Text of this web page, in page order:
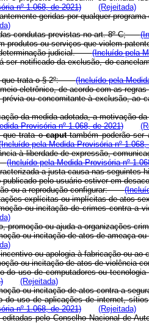
nº 1.068, de 2021)
(Rejeitada)
geridas por qualquer
condutas previstas no art. 8º-C;
produtos ou serviços que violem
determinação judicial.(Incluído pela
ser notificado da exclusão, do
que trata o § 2º:(Incluído pela
meio eletrônico, de acordo com as
prévia ou concomitante à exclusão,
da medida adotada, a motivação
Provisória nº 1.068, de 2021)
que trata ocaputtambém poderão ser
pela Medida Provisória nº 1.068,
à liberdade de expressão,
(Incluído pela Medida Provisória nº
a justa causa nas
publicado pelo usuário estiver em
ou a reprodução configurar:
explícitas ou implícitas de
ou incitação de crimes contra
promoção ou ajuda a organizações
ou incitação de atos de ameaça
incentivo ou apologia à fabricação
ou incitação de atos de
do uso de computadores ou
(Rejeitada)
ou incitação de atos contra a
do uso de aplicações de internet,
nº 1.068, de 2021)
(Rejeitada)
editadas pelo Conselho Nacional de